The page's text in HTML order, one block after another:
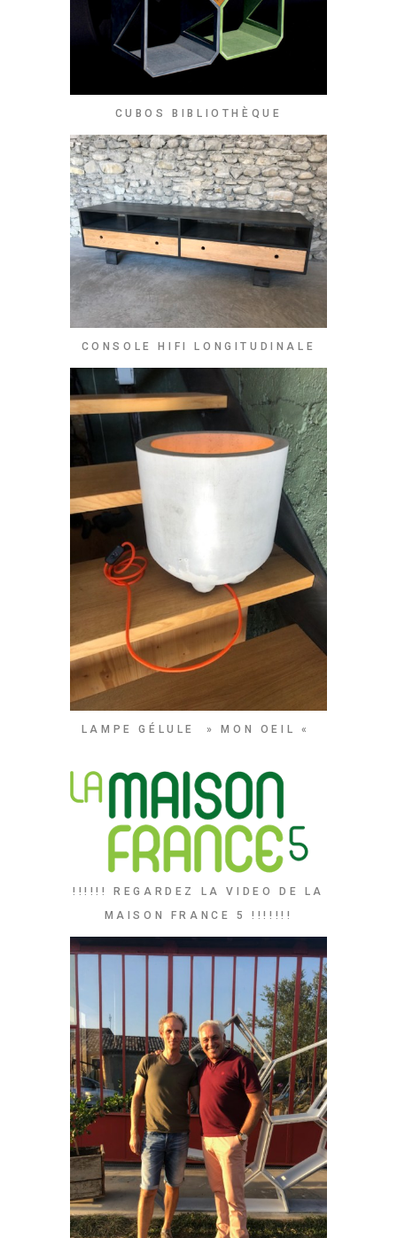
CUBOS BIBLIOTHÈQUE
CONSOLE HIFI LONGITUDINALE
LAMPE GÉLULE » MON OEIL «
!!!!!! REGARDEZ LA VIDEO DE LA
MAISON FRANCE 5 !!!!!!!